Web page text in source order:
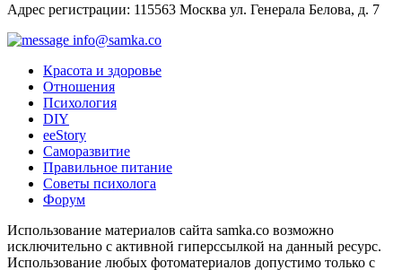
Адрес регистрации: 115563 Москва ул. Генерала Белова, д. 7
info@samka.co
Красота и здоровье
Отношения
Психология
DIY
ееStory
Саморазвитие
Правильное питание
Советы психолога
Форум
Использование материалов сайта samka.co возможно
исключительно с активной гиперссылкой на данный ресурс.
Использование любых фотоматериалов допустимо только с